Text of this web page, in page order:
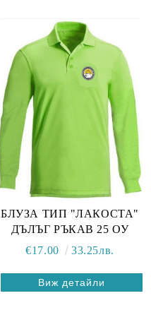
БЛУЗА ТИП "ЛАКОСТА"
ДЪЛЪГ РЪКАВ 25 ОУ
€17.00
33.25лв.
Виж детайли